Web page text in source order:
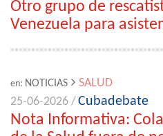
Otro grupo de
Venezuela para
en: NOTICIAS
SALUD
25-06-2026 /Cubadebate
Nota Informativa: